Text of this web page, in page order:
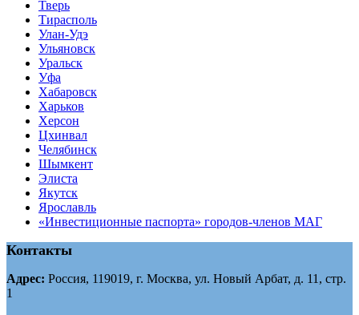
Тверь
Тирасполь
Улан-Удэ
Ульяновск
Уральск
Уфа
Хабаровск
Харьков
Херсон
Цхинвал
Челябинск
Шымкент
Элиста
Якутск
Ярославль
«Инвестиционные паспорта» городов-членов МАГ
Контакты
Адрес: Россия, 119019, г. Москва, ул. Новый Арбат, д. 11, стр.
1